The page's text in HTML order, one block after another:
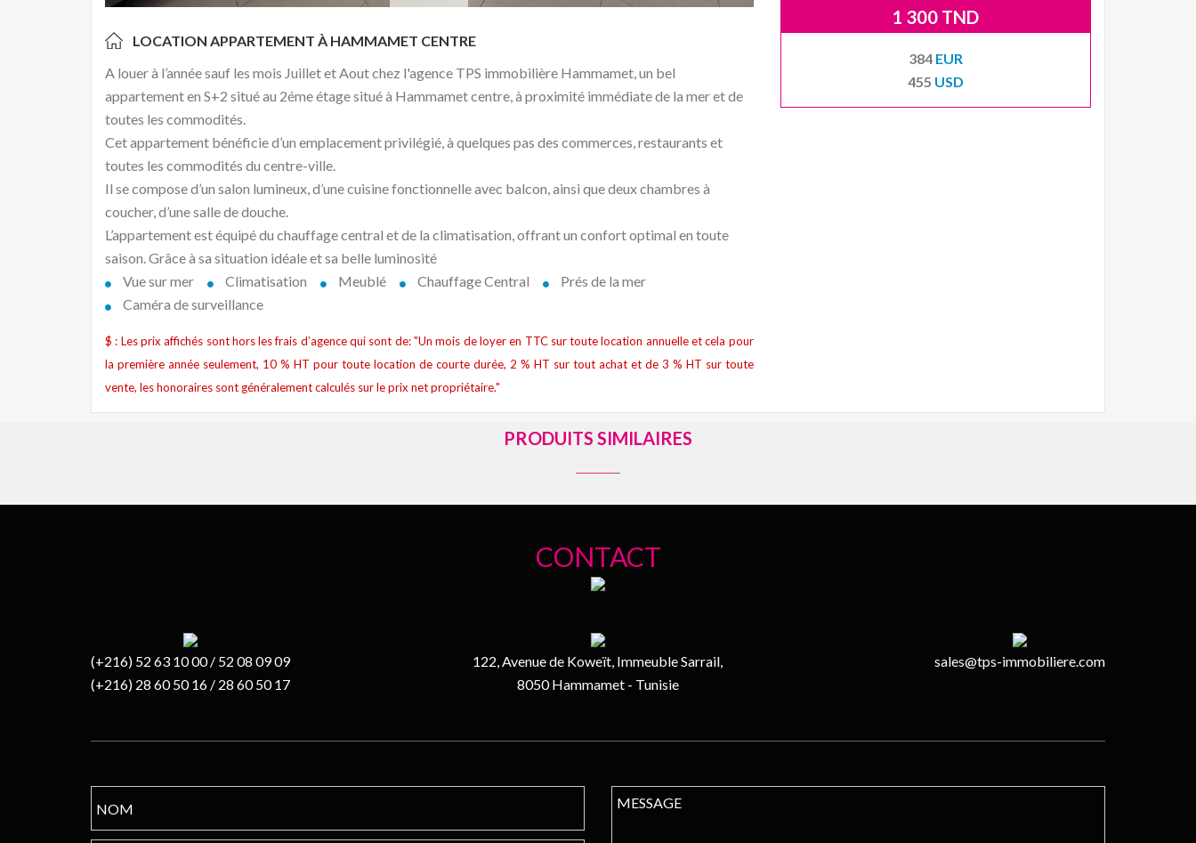
LOCATION APPARTEMENT À HAMMAMET CENTRE
A louer à l’année sauf les mois Juillet et Aout chez l'agence TPS immobilière Hammamet, un bel
appartement en S+2 situé au 2éme étage situé à Hammamet centre, à proximité immédiate de la mer et de
toutes les commodités.
Cet appartement bénéficie d’un emplacement privilégié, à quelques pas des commerces, restaurants et
toutes les commodités du centre-ville.
Il se compose d’un salon lumineux, d’une cuisine fonctionnelle avec balcon, ainsi que deux chambres à
coucher, d’une salle de douche.
L’appartement est équipé du chauffage central et de la climatisation, offrant un confort optimal en toute
saison. Grâce à sa situation idéale et sa belle luminosité
Vue sur mer
Climatisation Meublé Chauffage Central
Prés de la mer
Caméra de surveillance
$ : Les prix affichés sont hors les frais d’agence qui sont de: "Un mois de loyer en TTC sur toute location annuelle et cela pour
la première année seulement, 10 % HT pour toute location de courte durée, 2 % HT sur tout achat et de 3 % HT sur toute
vente, les honoraires sont généralement calculés sur le prix net propriétaire."
1 300 TND
384EUR
455 USD
PRODUITS SIMILAIRES
CONTACT
(+216) 52 63 10 00 / 52 08 09 09
(+216) 28 60 50 16 / 28 60 50 17
122, Avenue de Koweït, Immeuble Sarrail,
8050 Hammamet - Tunisie
sales@tps-immobiliere.com